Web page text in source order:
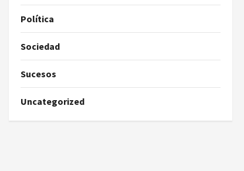
Política
Sociedad
Sucesos
Uncategorized